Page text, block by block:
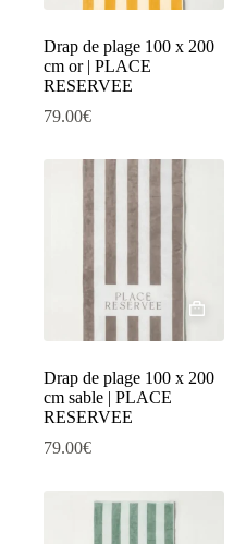
Drap de plage 100 x 200
cm or | PLACE
RESERVEE
79.00€
Drap de plage 100 x 200
cm sable | PLACE
RESERVEE
79.00€